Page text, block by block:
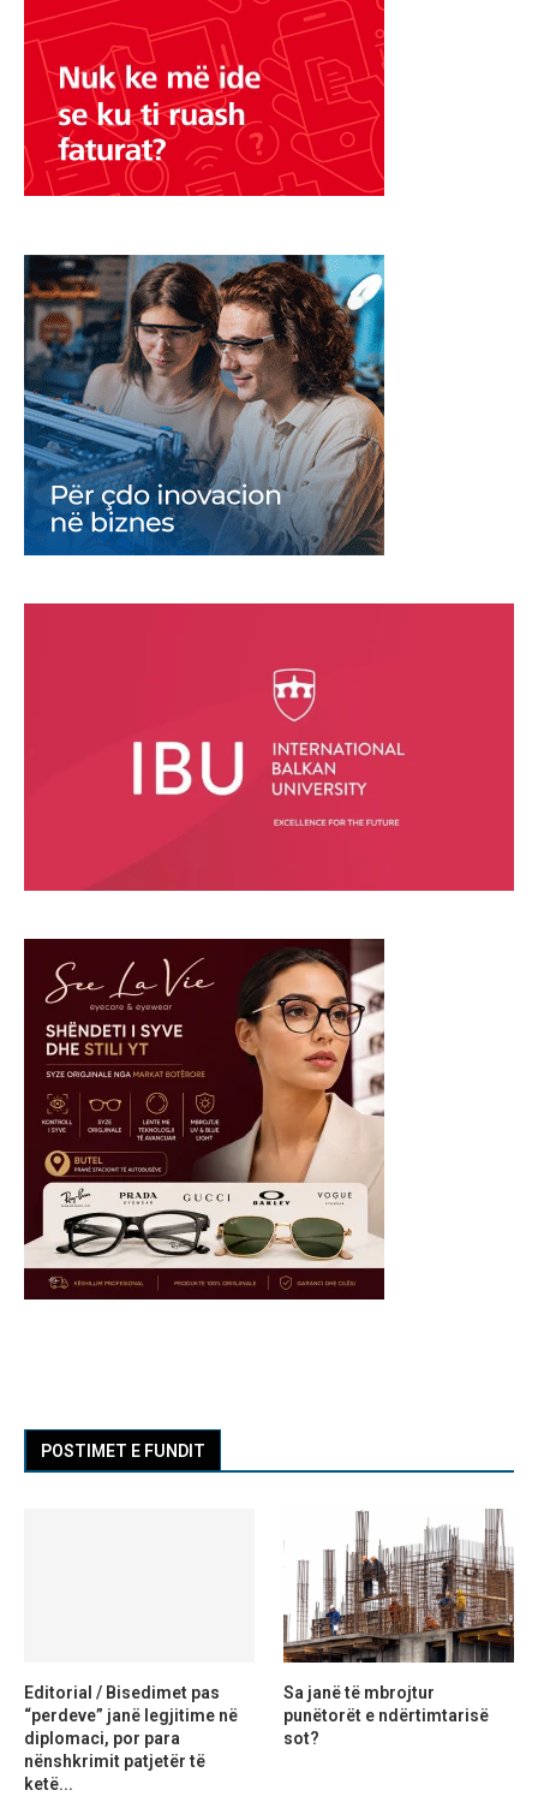
POSTIMET E FUNDIT
Editorial / Bisedimet pas
“perdeve” janë legjitime në
diplomaci, por para
nënshkrimit patjetër të
ketë...
Sa janë të mbrojtur
punëtorët e ndërtimtarisë
sot?